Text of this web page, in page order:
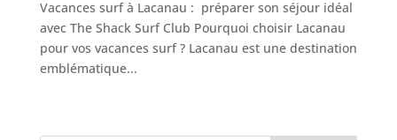
Vacances surf à Lacanau : préparer son séjour idéal
avec The Shack Surf Club Pourquoi choisir Lacanau
pour vos vacances surf ? Lacanau est une destination
emblématique...